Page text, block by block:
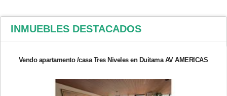
INMUEBLES DESTACADOS
Vendo apartamento /casa Tres Niveles en Duitama AV AMERICAS